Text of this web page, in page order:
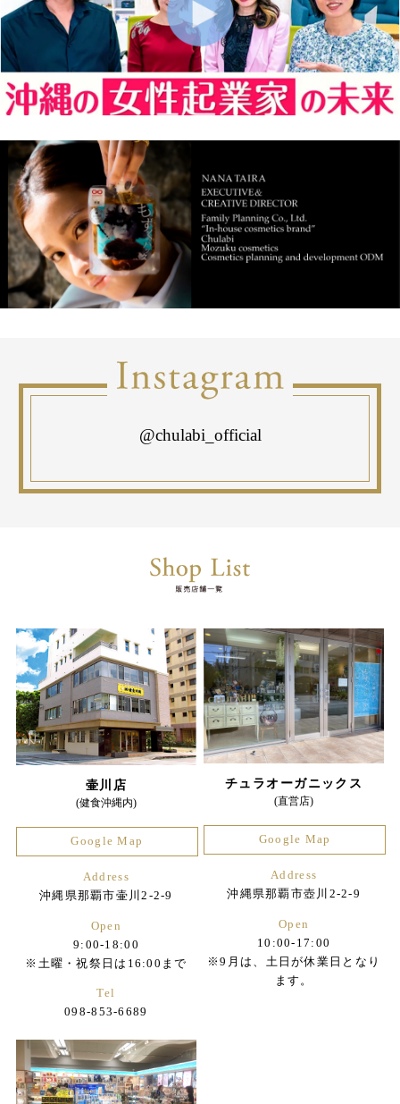
@chulabi_official
壷川店
(健食沖縄内)
Google Map
Address
沖縄県那覇市壷川2-2-9
Open
9:00-18:00
※土曜・祝祭日は16:00まで
Tel
098-853-6689
チュラオーガニックス
(直営店)
Google Map
Address
沖縄県那覇市壺川2-2-9
Open
10:00-17:00
※9月は、土日が休業日となり
ます。